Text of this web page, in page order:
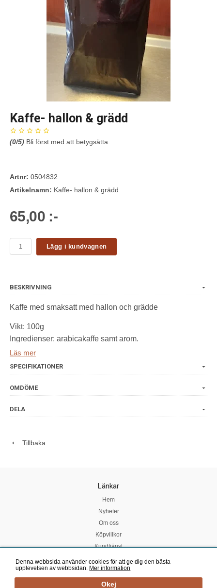
Okej
Denna webbsida använder cookies för att ge dig den bästa
upplevelsen av webbsidan. Mer information
Kaffe- hallon & grädd
(0/5) Bli först med att betygsätta.
Artnr: 0504832
Artikelnamn: Kaffe- hallon & grädd
65,00 :-
Lägg i kundvagnen
BESKRIVNING
Kaffe med smaksatt med hallon och grädde
Vikt: 100g
Ingredienser: arabicakaffe samt arom.
Läs mer
SPECIFIKATIONER
OMDÖME
DELA
Tillbaka
Länkar
Hem
Nyheter
Om oss
Köpvillkor
Kundtjänst
eValent Group